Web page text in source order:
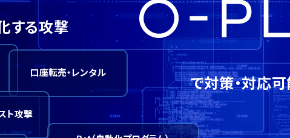
する攻撃
口座転売・レンタル
ト攻撃
で対策・対応